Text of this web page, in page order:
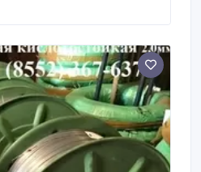
"Cкк-недракам"
и горнодобывающей